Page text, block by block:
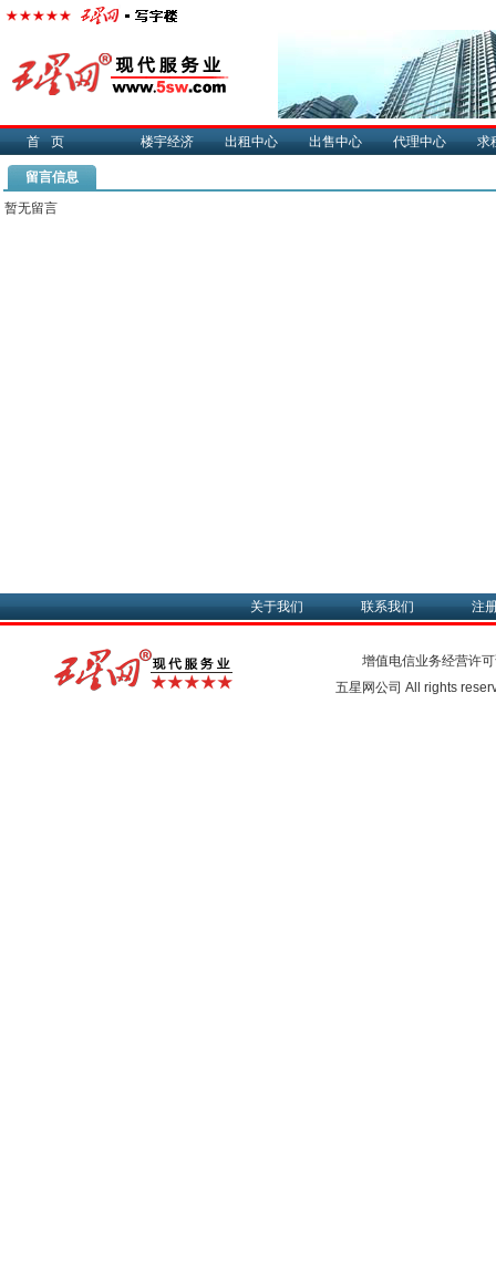
首页 楼宇经济 出租中心 出售中心 代理中心 求
留言信息
暂无留言
关于我们 联系我们 注
增值电信业务经营许
五星网公司 All rights